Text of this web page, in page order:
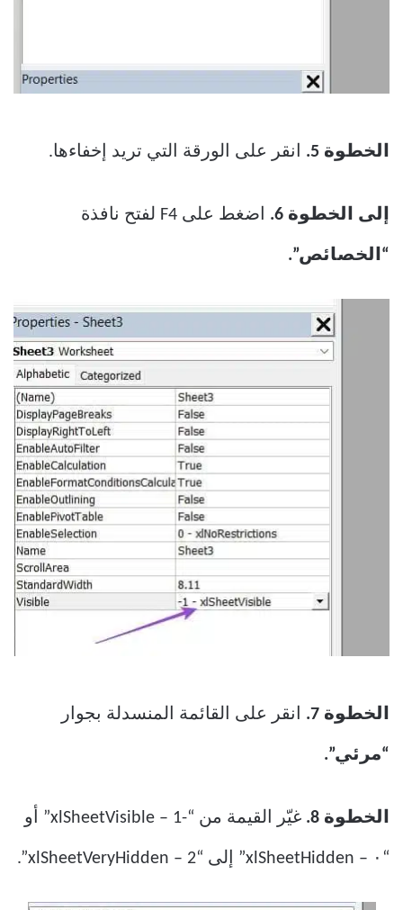
الخطوة 5. انقر على الورقة التي تريد إخفاءها.
إلى الخطوة 6. اضغط على F4 لفتح نافذة
“الخصائص”.
الخطوة 7. انقر على القائمة المنسدلة بجوار
“مرئي”.
الخطوة 8. غيّر القيمة من “-1 – xlSheetVisible” أو
“٠ – xlSheetHidden” إلى “2 – xlSheetVeryHidden”.